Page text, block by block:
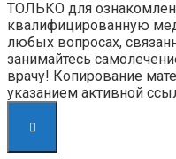
ТОЛЬКО для
квалифицированную
любых вопросах,
занимайтесь
врачу! Копирование
указанием активной